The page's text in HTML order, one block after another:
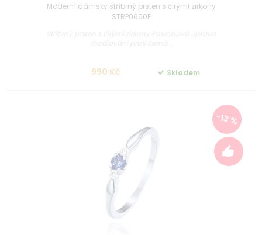
Moderní dámský stříbrný prsten s čirými zirkony
STRP0650F
990 Kč Skladem
-13 %